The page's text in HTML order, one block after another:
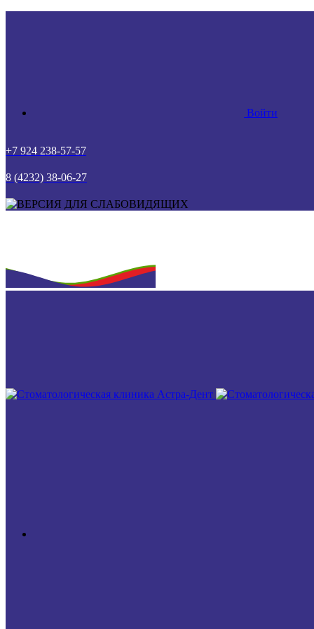
Войти
+7 924 238-57-57
8 (4232) 38-06-27